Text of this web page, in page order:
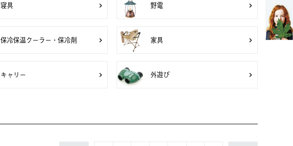
寝具 野電
保冷保温クーラー・保冷剤 家具
キャリー 外遊び